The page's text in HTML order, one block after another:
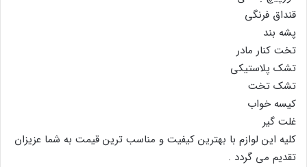
قنداق فرنگی
پشه بند
تخت کنار مادر
تشک پلاستیکی
تشک تخت
کیسه خواب
غلت گیر
کلیه این لوازم با بهترین کیفیت و مناسب ترین قیمت به شما عزیزان
تقدیم می گردد .